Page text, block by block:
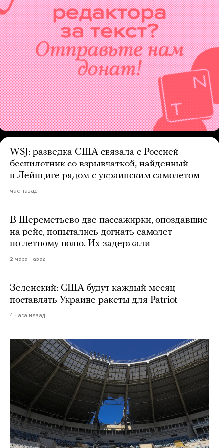
WSJ: разведка США связала с Россией
беспилотник со взрывчаткой, найденный
в Лейпциге рядом с украинским самолетом
час назад
В Шереметьево две пассажирки, опоздавшие
на рейс, попытались догнать самолет
по летному полю. Их задержали
2 часа назад
Зеленский: США будут каждый месяц
поставлять Украине ракеты для Patriot
4 часа назад